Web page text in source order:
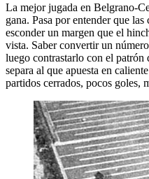
La mejor jugada en Belgrano-
gana. Pasa por entender que
esconder un margen que el
vista. Saber convertir un
luego contrastarlo con el patrón
separa al que apuesta en
partidos cerrados, pocos goles,